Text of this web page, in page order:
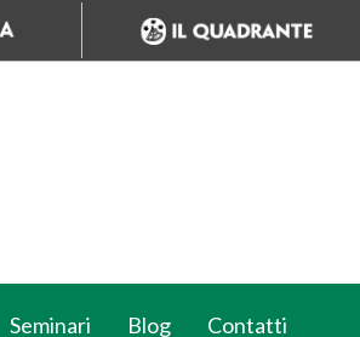
Seminari Blog Contatti